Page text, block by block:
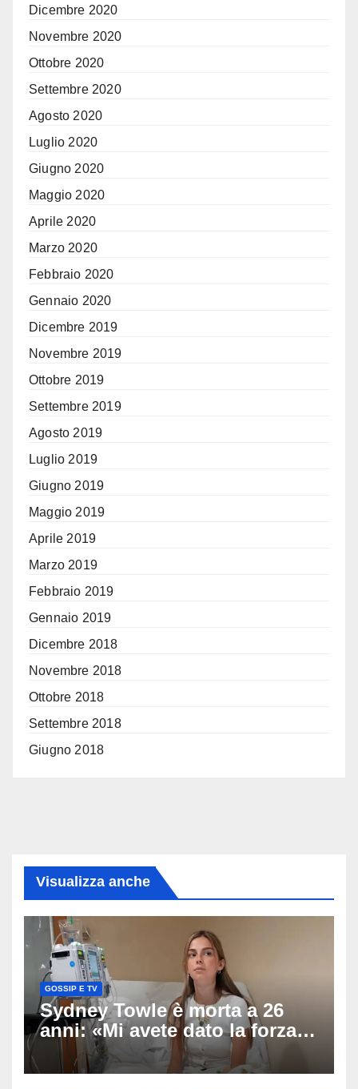
Dicembre 2020
Novembre 2020
Ottobre 2020
Settembre 2020
Agosto 2020
Luglio 2020
Giugno 2020
Maggio 2020
Aprile 2020
Marzo 2020
Febbraio 2020
Gennaio 2020
Dicembre 2019
Novembre 2019
Ottobre 2019
Settembre 2019
Agosto 2019
Luglio 2019
Giugno 2019
Maggio 2019
Aprile 2019
Marzo 2019
Febbraio 2019
Gennaio 2019
Dicembre 2018
Novembre 2018
Ottobre 2018
Settembre 2018
Giugno 2018
Visualizza anche
GOSSIP E TV
Sydney Towle è morta a 26
anni: «Mi avete dato la forza
di andare avanti», l’ultimo
messaggio dell’influencer